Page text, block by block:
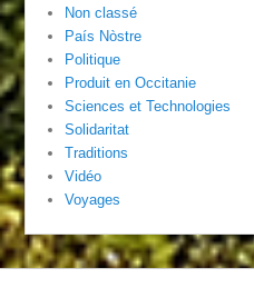
Non classé
País Nòstre
Politique
Produit en Occitanie
Sciences et Technologies
Solidaritat
Traditions
Vidéo
Voyages